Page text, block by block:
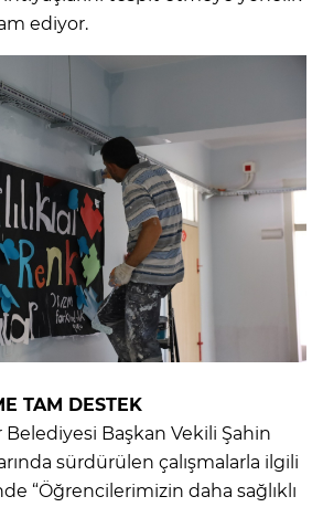
ediyor.
TAM DESTEK
Başkan Vekili Şahin
sürdürülen çalışmalarla ilgili
“Öğrencilerimizin daha sağlıklı